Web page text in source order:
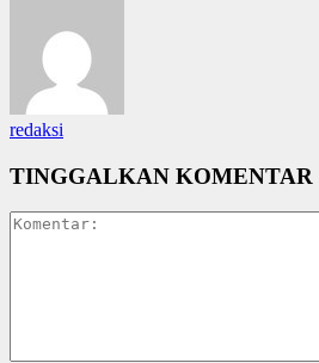
redaksi
TINGGALKAN KOMENTAR